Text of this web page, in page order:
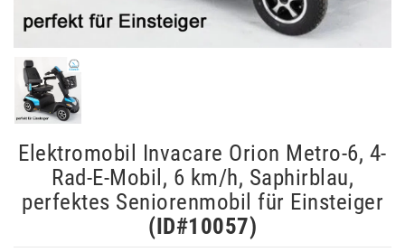
Elektromobil Invacare Orion Metro-6, 4-
Rad-E-Mobil, 6 km/h, Saphirblau,
perfektes Seniorenmobil für Einsteiger
(ID#10057)